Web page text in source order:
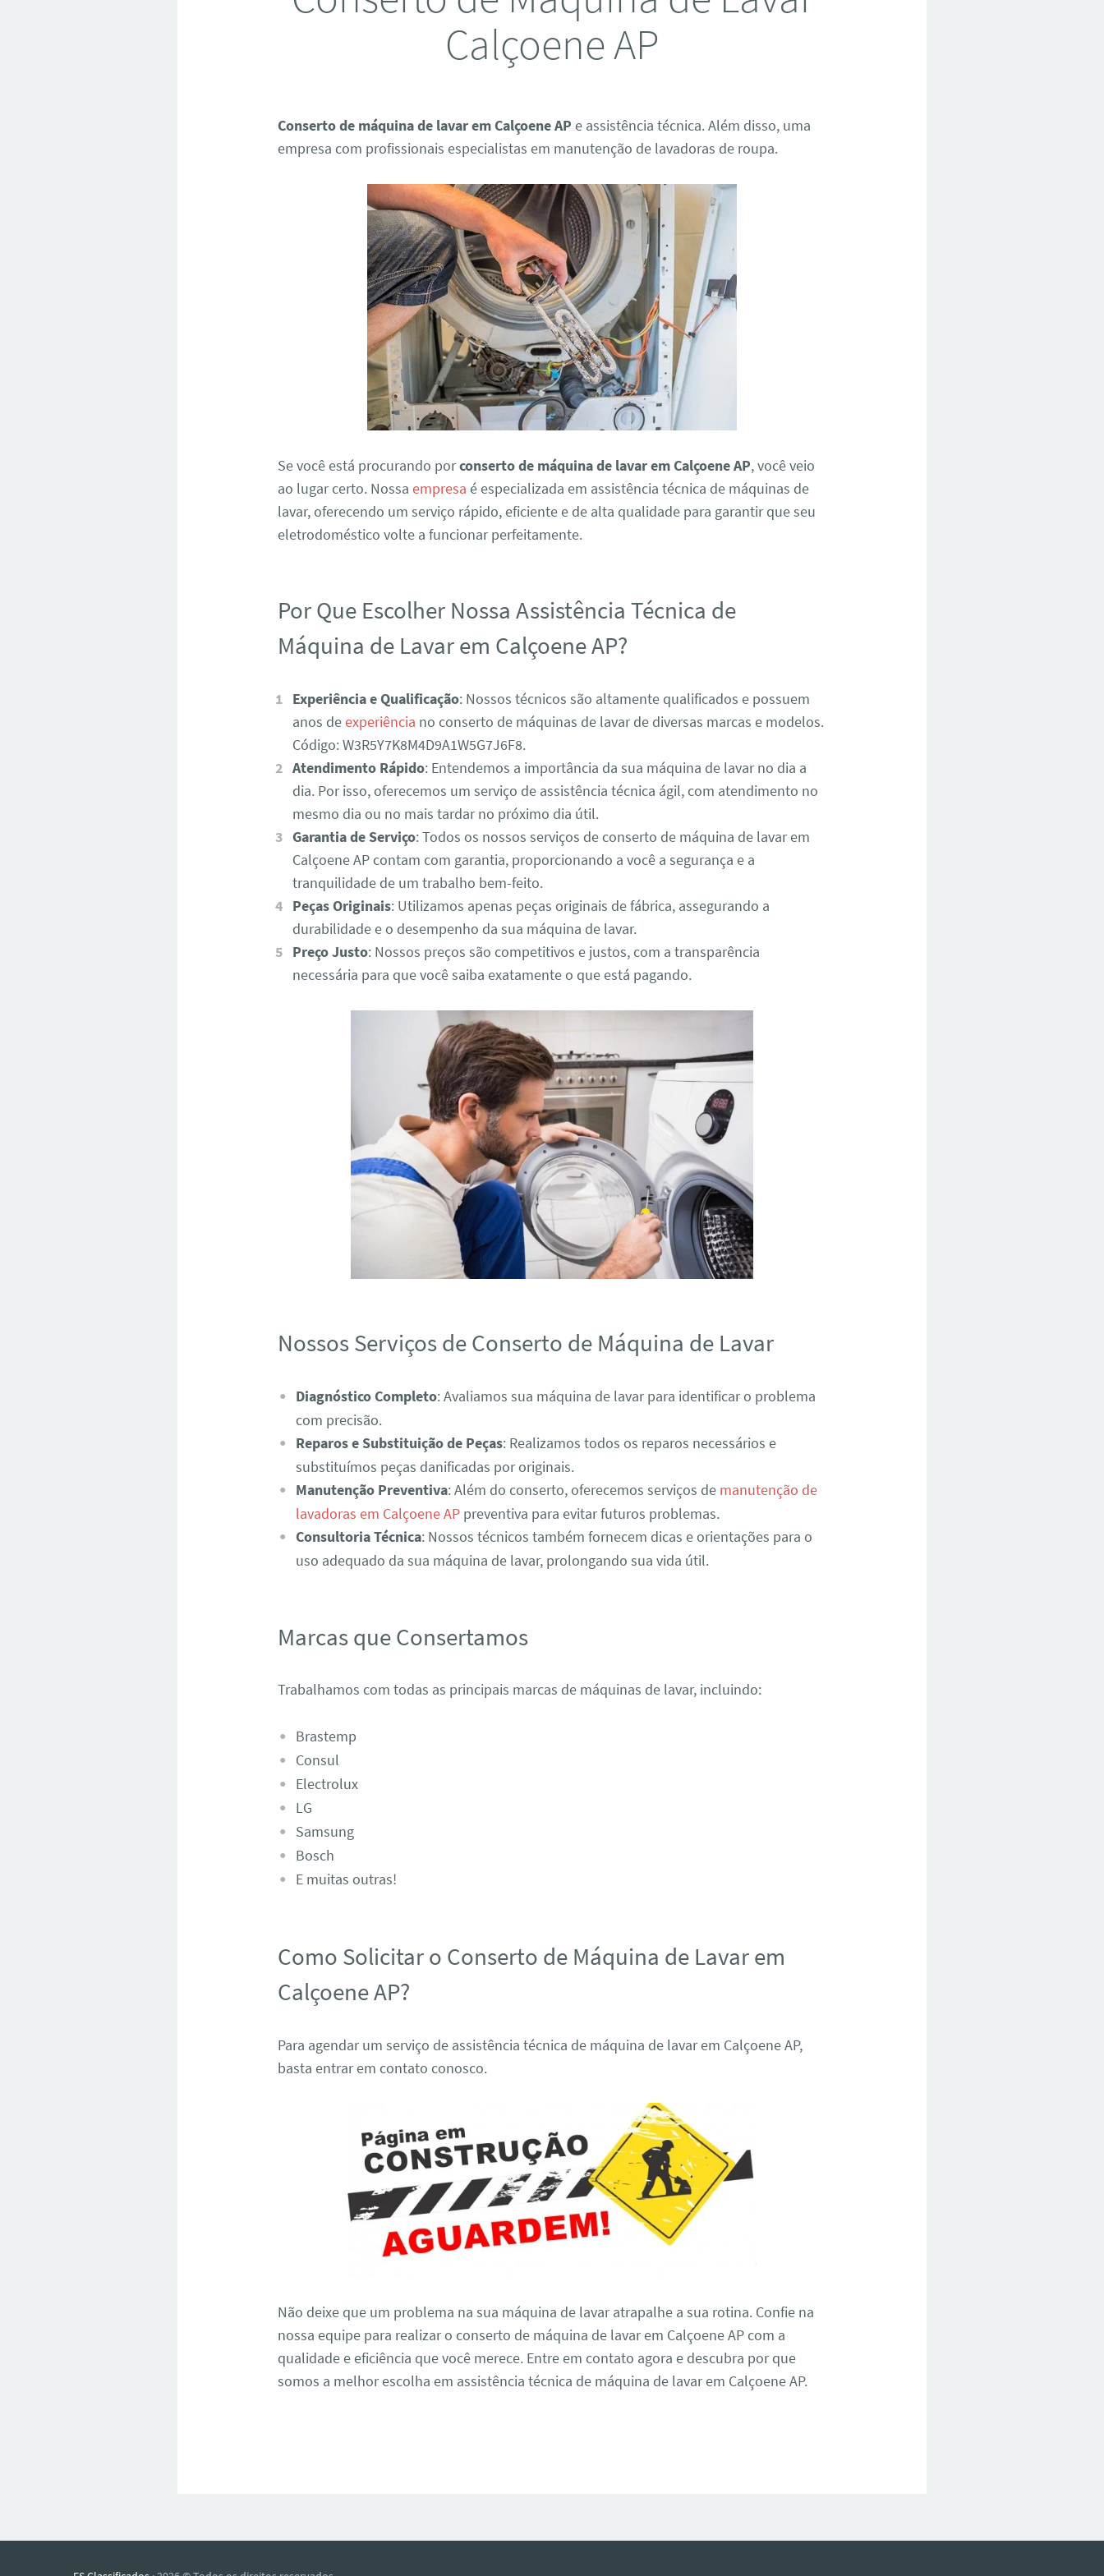
Calçoene AP
Conserto de máquina de lavar em Calçoene AP e assistência técnica. Além disso, uma
empresa com profissionais especialistas em manutenção de lavadoras de roupa.
Se você está procurando porconserto de máquina de lavar em Calçoene AP, você veio
ao lugar certo. Nossaempresa é especializada em assistência técnica de máquinas de
lavar, oferecendo um serviço rápido, eficiente e de alta qualidade para garantir que seu
eletrodoméstico volte a funcionar perfeitamente.
Por Que Escolher Nossa Assistência Técnica de
Máquina de Lavar em Calçoene AP?
Experiência e Qualificação: Nossos técnicos são altamente qualificados e possuem
anos deexperiência no conserto de máquinas de lavar de diversas marcas e modelos.
Código: W3R5Y7K8M4D9A1W5G7J6F8.
Atendimento Rápido: Entendemos a importância da sua máquina de lavar no dia a
dia. Por isso, oferecemos um serviço de assistência técnica ágil, com atendimento no
mesmo dia ou no mais tardar no próximo dia útil.
Garantia de Serviço: Todos os nossos serviços de conserto de máquina de lavar em
Calçoene AP contam com garantia, proporcionando a você a segurança e a
tranquilidade de um trabalho bem-feito.
Peças Originais: Utilizamos apenas peças originais de fábrica, assegurando a
durabilidade e o desempenho da sua máquina de lavar.
Preço Justo: Nossos preços são competitivos e justos, com a transparência
necessária para que você saiba exatamente o que está pagando.
Nossos Serviços de Conserto de Máquina de Lavar
Diagnóstico Completo: Avaliamos sua máquina de lavar para identificar o problema
com precisão.
Reparos e Substituição de Peças: Realizamos todos os reparos necessários e
substituímos peças danificadas por originais.
Manutenção Preventiva: Além do conserto, oferecemos serviços de manutenção de
lavadoras em Calçoene APpreventiva para evitar futuros problemas.
Consultoria Técnica: Nossos técnicos também fornecem dicas e orientações para o
uso adequado da sua máquina de lavar, prolongando sua vida útil.
Marcas que Consertamos
Trabalhamos com todas as principais marcas de máquinas de lavar, incluindo:
Brastemp
Consul
Electrolux
LG
Samsung
Bosch
E muitas outras!
Como Solicitar o Conserto de Máquina de Lavar em
Calçoene AP?
Para agendar um serviço de assistência técnica de máquina de lavar em Calçoene AP,
basta entrar em contato conosco.
Não deixe que um problema na sua máquina de lavar atrapalhe a sua rotina. Confie na
nossa equipe para realizar o conserto de máquina de lavar em Calçoene AP com a
qualidade e eficiência que você merece. Entre em contato agora e descubra por que
somos a melhor escolha em assistência técnica de máquina de lavar em Calçoene AP.